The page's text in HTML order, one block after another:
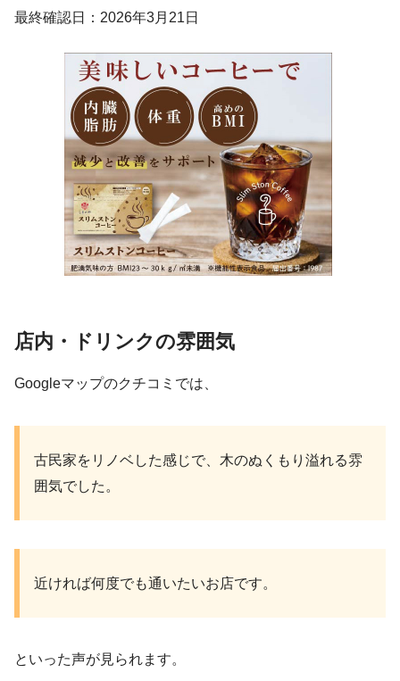
最終確認日：2026年3月21日
店内・ドリンクの雰囲気
Googleマップのクチコミでは、
古民家をリノベした感じで、木のぬくもり溢れる雰
囲気でした。
近ければ何度でも通いたいお店です。
といった声が見られます。